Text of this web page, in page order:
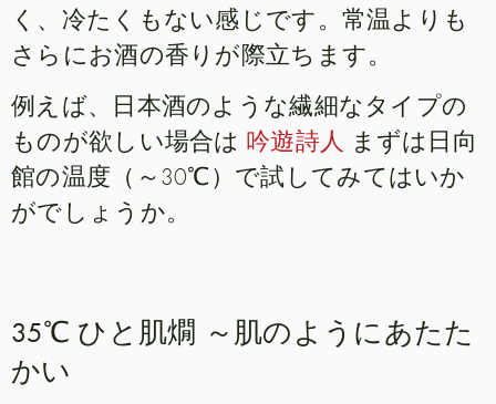
く、冷たくもない感じです。常温よりも
さらにお酒の香りが際立ちます。
例えば、日本酒のような繊細なタイプの
ものが欲しい場合は 吟遊詩人 まずは日向
館の温度（～30℃）で試してみてはいか
がでしょうか。
35℃ ひと肌燗 ～肌のようにあたた
かい